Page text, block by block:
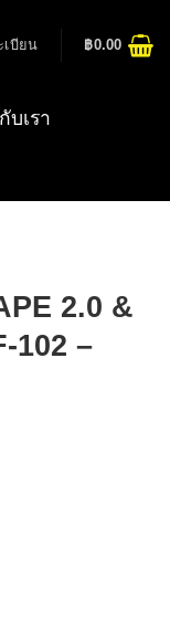
เบียน ฿0.00
บเรา
2.0 &
102 –